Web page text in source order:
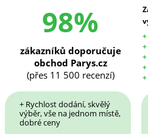
98%
zákazníků doporučuje
obchod Parys.cz
(přes 11 500 recenzí)
+ Rychlost dodání, skvělý
výběr, vše na jednom místě,
dobré ceny